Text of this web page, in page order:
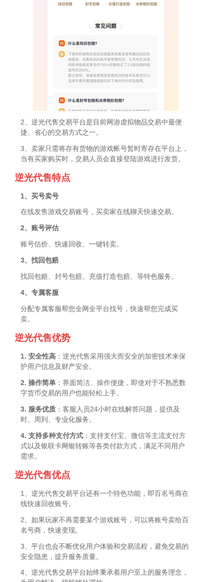
2、逆光代售交易平台是目前网游虚拟物品交易中最便
捷、省心的交易方式之一。
3、卖家只需将存有货物的游戏帐号暂时寄存在平台上，
当有买家购买时，交易人员会直接登陆游戏进行发货。
逆光代售特点
1、买号卖号
在线发售游戏交易账号，买卖家在线聊天快速交易。
2、账号评估
账号估价、快速回收、一键转卖。
3、找回包赔
找回包赔、封号包赔、充值打造包赔、等特色服务。
4、专属客服
分配专属客服帮您全网全平台找号，快速帮您完成买
卖。
逆光代售优势
1. 安全性高 ：逆光代售采用强大而安全的加密技术来保
护用户信息及财产安全。
2. 操作简单 ：界面简洁、操作便捷，即使对于不熟悉数
字货币交易的用户也能轻松上手。
3. 服务优质 ：客服人员24小时在线解答问题，提供及
时、周到、专业化服务。
4. 支持多种支付方式 ：支持支付宝、微信等主流支付方
式以及银联卡网银转账等各类付款方式，满足不同用户
需求。
逆光代售优点
1、逆光代售交易平台还有一个特色功能，即百名号商在
线快速回收账号。
2、如果玩家不再需要某个游戏账号，可以将账号卖给百
名号商，快速变现。
3、平台也会不断优化用户体验和交易流程，避免交易的
安全隐患，提升服务质量。
4、逆光代售交易平台始终秉承着用户至上的服务理念，